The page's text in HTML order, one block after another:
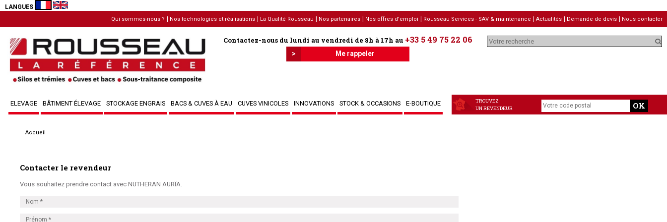
LANGUES
Qui sommes-nous ? Nos technologies et réalisations La Qualité Rousseau Nos partenaires Nos offres d'emploi Rousseau Services - SAV & maintenance Actualités Demande de devis Nous contacter
Contactez-nous du lundi au vendredi de 8h à 17h au +33 5 49 75 22 06
> Me rappeler
TROUVEZ
UN REVENDEUR
ELEVAGE BÂTIMENT ÉLEVAGE STOCKAGE ENGRAIS BACS & CUVES À EAU CUVES VINICOLES INNOVATIONS STOCK & OCCASIONS E-BOUTIQUE
Accueil
Contacter le revendeur
Vous souhaitez prendre contact avec NUTHERAN AURÏA.